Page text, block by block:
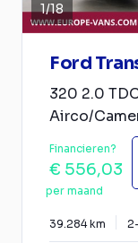
1/18
Ford
320 2.0
Airco/
Financieren?
€ 556,03
per maand
39.284 km